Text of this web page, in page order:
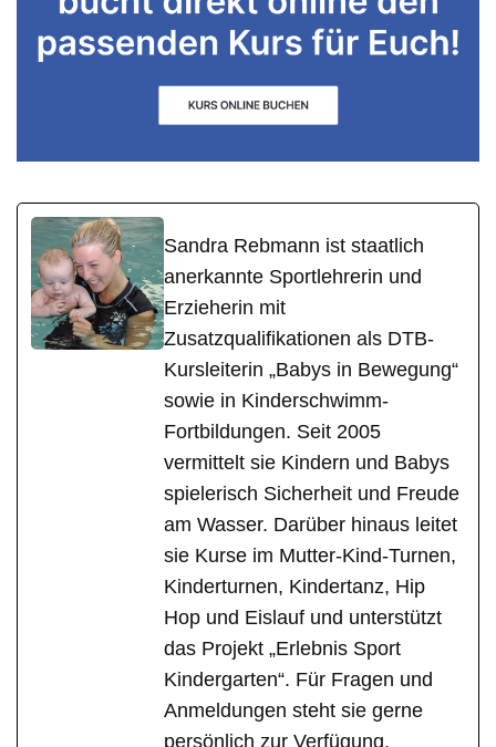
Sandra Rebmann ist staatlich
anerkannte Sportlehrerin und
Erzieherin mit
Zusatzqualifikationen als DTB-
Kursleiterin „Babys in Bewegung“
sowie in Kinderschwimm-
Fortbildungen. Seit 2005
vermittelt sie Kindern und Babys
spielerisch Sicherheit und Freude
am Wasser. Darüber hinaus leitet
sie Kurse im Mutter-Kind-Turnen,
Kinderturnen, Kindertanz, Hip
Hop und Eislauf und unterstützt
das Projekt „Erlebnis Sport
Kindergarten“. Für Fragen und
Anmeldungen steht sie gerne
persönlich zur Verfügung.